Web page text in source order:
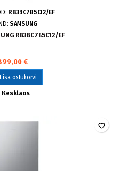
RB38C7B5C12/EF
SAMSUNG
RB38C7B5C12/EF
€
Lisa ostukorvi
Kesklaos
favorite_border